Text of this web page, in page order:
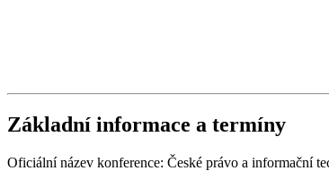
Základní informace a termíny
Oficiální název konference: České právo a informační